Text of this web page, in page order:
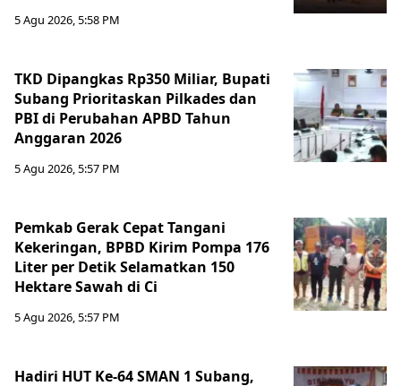
5 Agu 2026, 5:58 PM
TKD Dipangkas Rp350 Miliar, Bupati
Subang Prioritaskan Pilkades dan
PBI di Perubahan APBD Tahun
Anggaran 2026
5 Agu 2026, 5:57 PM
Pemkab Gerak Cepat Tangani
Kekeringan, BPBD Kirim Pompa 176
Liter per Detik Selamatkan 150
Hektare Sawah di Ci
5 Agu 2026, 5:57 PM
Hadiri HUT Ke-64 SMAN 1 Subang,